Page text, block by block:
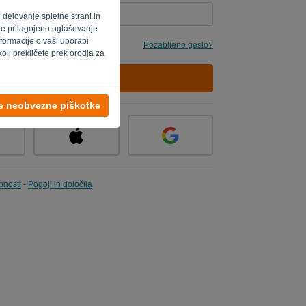
spletne strani in
prilagojeno oglaševanje
o vaši uporabi
prekličete prek orodja za
neobvezne piškotke
Pozabljeno geslo?
- Pogoji in določila